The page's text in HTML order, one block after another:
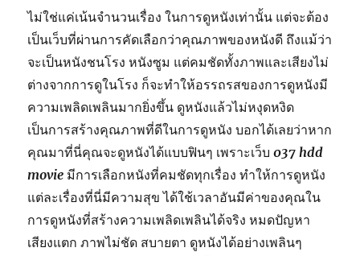
ไม่ใช่แค่เน้นจำนวนเรื่อง ในการดูหนังเท่านั้น แต่จะต้อง
เป็นเว็บที่ผ่านการคัดเลือกว่าคุณภาพของหนังดี ถึงแม้ว่า
จะเป็นหนังชนโรง หนังซูม แต่คมชัดทั้งภาพและเสียงไม่
ต่างจากการดูในโรง ก็จะทำให้อรรถรสของการดูหนังมี
ความเพลิดเพลินมากยิ่งขึ้น ดูหนังแล้วไม่หงุดหงิด
เป็นการสร้างคุณภาพที่ดีในการดูหนัง บอกได้เลยว่าหาก
คุณมาที่นี่คุณจะดูหนังได้แบบฟินๆ เพราะเว็บ037 hdd
movie มีการเลือกหนังที่คมชัดทุกเรื่อง ทำให้การดูหนัง
แต่ละเรื่องที่นี่มีความสุข ได้ใช้เวลาอันมีค่าของคุณใน
การดูหนังที่สร้างความเพลิดเพลินได้จริง หมดปัญหา
เสียงแตก ภาพไม่ชัด สบายตา ดูหนังได้อย่างเพลินๆ